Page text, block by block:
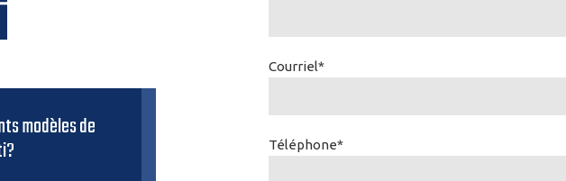
modèles de
Courriel*
Téléphone*